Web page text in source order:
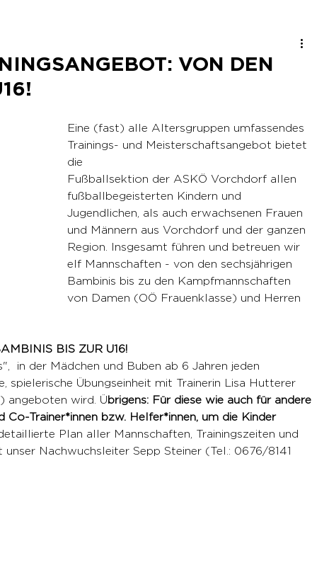
VON DEN
Eine (fast) alle Altersgruppen umfassendes
Trainings- und Meisterschaftsangebot bietet
die
Fußballsektion der ASKÖ Vorchdorf allen
fußballbegeisterten Kindern und
Jugendlichen, als auch erwachsenen Frauen
und Männern aus Vorchdorf und der ganzen
Region. Insgesamt führen und betreuen wir
elf Mannschaften - von den sechsjährigen
Bambinis bis zu den Kampfmannschaften
von Damen (OÖ Frauenklasse) und Herren
BIS ZUR U16!
in der Mädchen und Buben ab 6 Jahren jeden
spielerische Übungseinheit mit Trainerin Lisa Hutterer
angeboten wird. Übrigens: Für diese wie auch für andere
Trainer*innen bzw. Helfer*innen, um die Kinder
Plan aller Mannschaften, Trainingszeiten und
Nachwuchsleiter Sepp Steiner (Tel.: 0676/8141